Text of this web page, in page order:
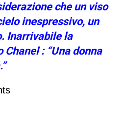
che un viso
inespressivo, un
Inarrivabile la
: “Una donna